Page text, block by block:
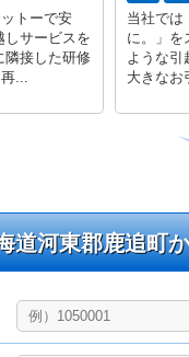
トーで安
しサービスを
隣接した研修
...
当社では
に。」を
ような引
大きなお
道河東郡鹿追町